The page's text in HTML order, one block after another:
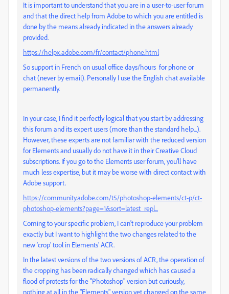
It is important to understand that you are in a user-to-user forum
and that the direct help from Adobe to which you are entitled is
done by the means already indicated in the answers already
provided.
https://helpx.adobe.com/fr/contact/phone.html
So support in French on usual office days/hours for phone or
chat (never by email). Personally I use the English chat available
permanently.
In your case, I find it perfectly logical that you start by addressing
this forum and its expert users (more than the standard help...).
However, these experts are not familiar with the reduced version
for Elements and usually do not have it in their Creative Cloud
subscriptions. If you go to the Elements user forum, you'll have
much less expertise, but it may be worse with direct contact with
Adobe support.
https://community.adobe.com/t5/photoshop-elements/ct-p/ct-
photoshop-elements?page=1&sort=latest_repl...
Coming to your specific problem, I can't reproduce your problem
exactly but I want to highlight the two changes related to the
new 'crop' tool in Elements' ACR.
In the latest versions of the two versions of ACR, the operation of
the cropping has been radically changed which has caused a
flood of protests for the "Photoshop" version but curiously,
nothing at all in the "Elements" version yet changed on the same